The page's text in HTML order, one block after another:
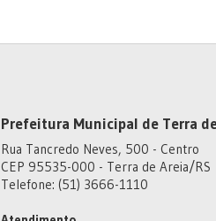
Prefeitura Municipal de Terra
Rua Tancredo Neves, 500 - Centro
CEP 95535-000 - Terra de Areia/RS
Telefone: (51) 3666-1110